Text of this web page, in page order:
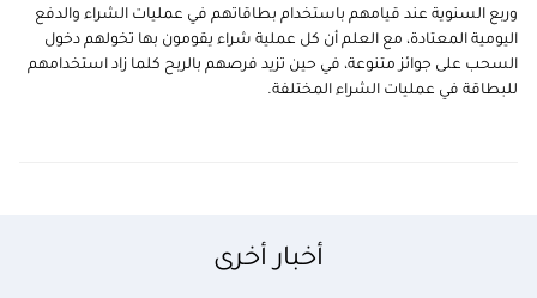
وربع السنوية عند قيامهم باستخدام بطاقاتهم في عمليات الشراء والدفع
اليومية المعتادة، مع العلم أن كل عملية شراء يقومون بها تخولهم دخول
السحب على جوائز متنوعة، في حين تزيد فرصهم بالربح كلما زاد استخدامهم
للبطاقة في عمليات الشراء المختلفة.
أخبار أخرى